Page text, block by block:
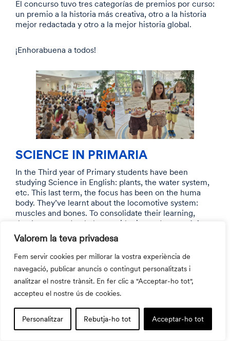
Valorem la teva privadesa
Fem servir cookies per millorar la vostra experiència de
navegació, publicar anuncis o contingut personalitzats i
analitzar el nostre trànsit. En fer clic a "Acceptar-ho tot",
accepteu el nostre ús de cookies.
Personalitzar Rebutja-ho tot Acceptar-ho tot
El concurso tuvo tres categorías de premios por curso:
un premio a la historia más creativa, otro a la historia
mejor redactada y otro a la mejor historia global.
¡Enhorabuena a todos!
SCIENCE IN PRIMARIA
In the Third year of Primary students have been
studying Science in English: plants, the water system,
etc. This last term, the focus has been on the huma
body. They’ve learnt about the locomotive system:
muscles and bones. To consolidate their learning,
they’ve created a skeleton with pins and paper. A fun
way to see how bones connect to one another and to
learn their names. Some of them are quite hard to
spell! The resulting skeletons have been decorating
their classrooms the lasts days of school.